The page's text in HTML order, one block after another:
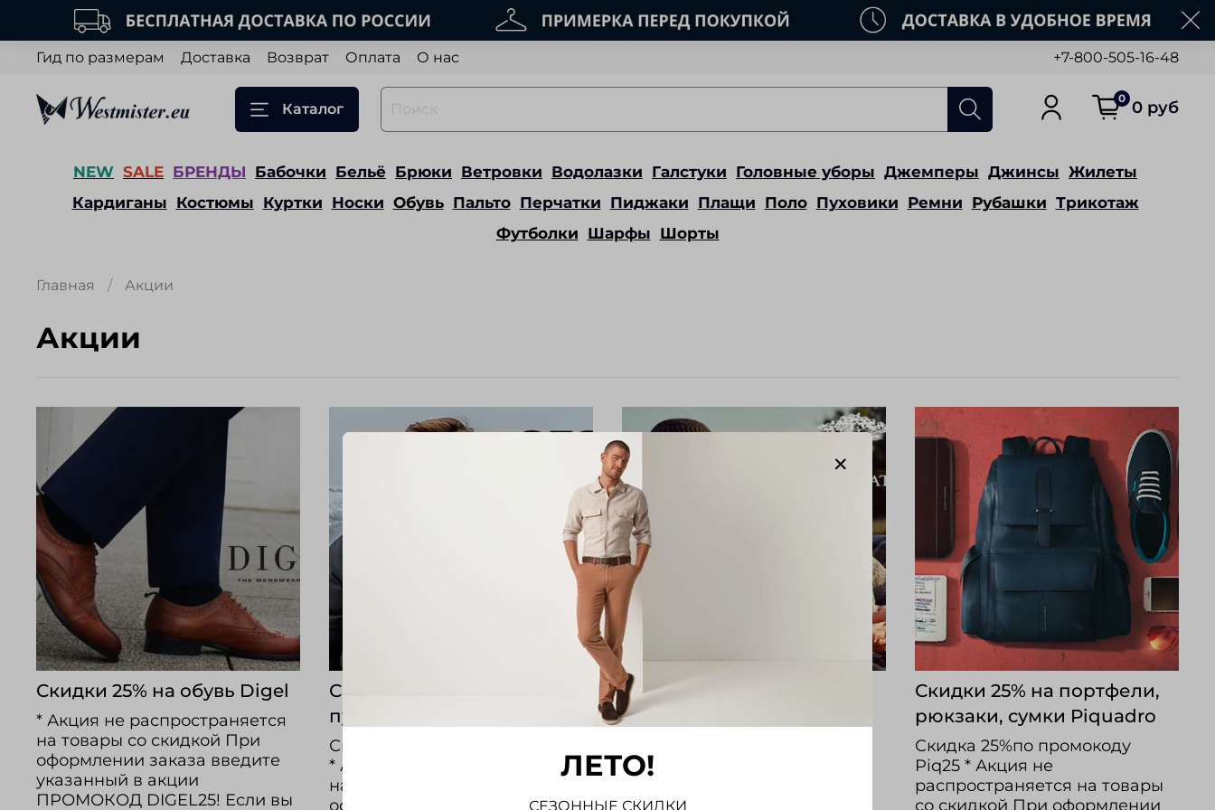
Гид по размерам Доставка Возврат Оплата О нас +7-800-505-16-48
Каталог
0 0 руб
NEW SALE БРЕНДЫ Бабочки Бельё Брюки Ветровки Водолазки Галстуки Головные уборы Джемперы Джинсы Жилеты
Кардиганы Костюмы Куртки Носки Обувь Пальто Перчатки Пиджаки Плащи Поло Пуховики Ремни Рубашки Трикотаж
Футболки Шарфы Шорты
Главная Акции
Акции
Скидки 25% на обувь Digel
* Акция не распространяется
на товары со скидкой При
оформлении заказа введите
указанный в акции
ПРОМОКОД DIGEL25! Если вы
Скидки 20% на куртки и
пуховики Geox
Скидка 20%по промокоду Geox
* Акция не распространяется
на товары со скидкой При
оформлении заказа введите
Скидки 20% на Fynch-
Hatton
Fynch20 * Акция не
со скидкой При оформлении
Скидки 25% на портфели,
рюкзаки, сумки Piquadro
Скидка 25%по промокоду
Piq25 * Акция не
распространяется на товары
со скидкой При оформлении
ЛЕТО!
СЕЗОННЫЕ СКИДКИ